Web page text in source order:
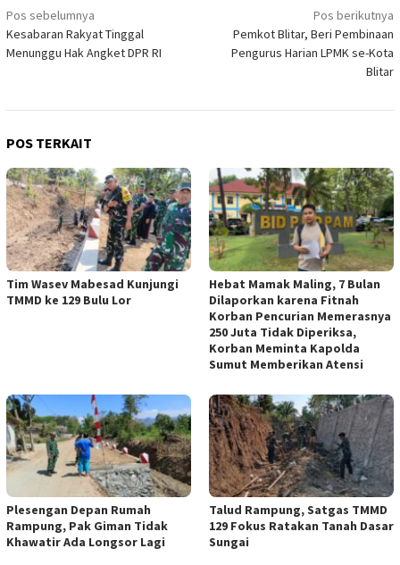
Navigasi
pos
Pos sebelumnya
Kesabaran Rakyat Tinggal
Menunggu Hak Angket DPR RI
Pos berikutnya
Pemkot Blitar, Beri Pembinaan
Pengurus Harian LPMK se-Kota
Blitar
POS TERKAIT
Tim Wasev Mabesad Kunjungi
TMMD ke 129 Bulu Lor
Hebat Mamak Maling, 7 Bulan
Dilaporkan karena Fitnah
Korban Pencurian Memerasnya
250 Juta Tidak Diperiksa,
Korban Meminta Kapolda
Sumut Memberikan Atensi
Plesengan Depan Rumah
Rampung, Pak Giman Tidak
Khawatir Ada Longsor Lagi
Talud Rampung, Satgas TMMD
129 Fokus Ratakan Tanah Dasar
Sungai